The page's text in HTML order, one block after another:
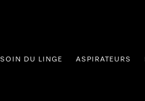
SOIN DU LINGE ASPIRATEURS